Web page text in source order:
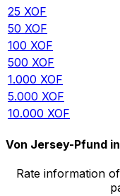
25 XOF
50 XOF
100 XOF
500 XOF
1.000 XOF
5.000 XOF
10.000 XOF
Von Jersey-Pfund
Rate information